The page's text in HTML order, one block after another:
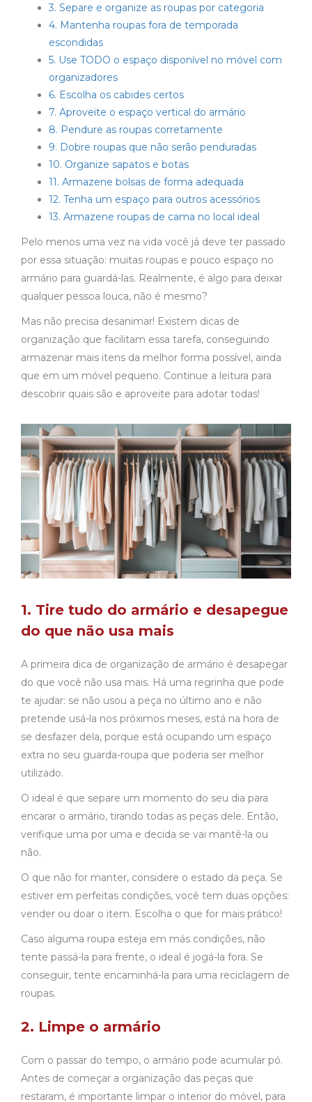
3. Separe e organize as roupas por categoria
4. Mantenha roupas fora de temporada
escondidas
5. Use TODO o espaço disponível no móvel com
organizadores
6. Escolha os cabides certos
7. Aproveite o espaço vertical do armário
8. Pendure as roupas corretamente
9. Dobre roupas que não serão penduradas
10. Organize sapatos e botas
11. Armazene bolsas de forma adequada
12. Tenha um espaço para outros acessórios
13. Armazene roupas de cama no local ideal
Pelo menos uma vez na vida você já deve ter passado
por essa situação: muitas roupas e pouco espaço no
armário para guardá-las. Realmente, é algo para deixar
qualquer pessoa louca, não é mesmo?
Mas não precisa desanimar! Existem dicas de
organização que facilitam essa tarefa, conseguindo
armazenar mais itens da melhor forma possível, ainda
que em um móvel pequeno. Continue a leitura para
descobrir quais são e aproveite para adotar todas!
1. Tire tudo do armário e desapegue
do que não usa mais
A primeira dica de organização de armário é desapegar
do que você não usa mais. Há uma regrinha que pode
te ajudar: se não usou a peça no último ano e não
pretende usá-la nos próximos meses, está na hora de
se desfazer dela, porque está ocupando um espaço
extra no seu guarda-roupa que poderia ser melhor
utilizado.
O ideal é que separe um momento do seu dia para
encarar o armário, tirando todas as peças dele. Então,
verifique uma por uma e decida se vai mantê-la ou
não.
O que não for manter, considere o estado da peça. Se
estiver em perfeitas condições, você tem duas opções:
vender ou doar o item. Escolha o que for mais prático!
Caso alguma roupa esteja em más condições, não
tente passá-la para frente, o ideal é jogá-la fora. Se
conseguir, tente encaminhá-la para uma reciclagem de
roupas.
2. Limpe o armário
Com o passar do tempo, o armário pode acumular pó.
Antes de começar a organização das peças que
restaram, é importante limpar o interior do móvel, para